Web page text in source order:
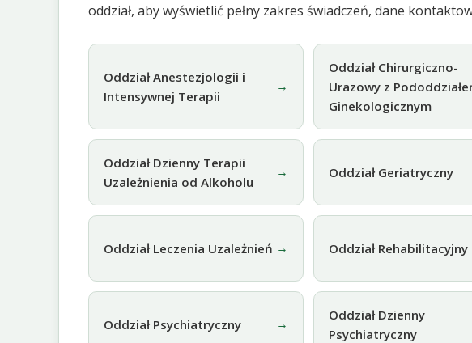
oddział, aby wyświetlić pełny zakres świadczeń, dane
Oddział Anestezjologii i
Intensywnej Terapii
→
Oddział Chirurgiczno-
Urazowy z
Ginekologicznym
Oddział Dzienny Terapii
Uzależnienia od Alkoholu
→ Oddział Geriatryczny
Oddział Leczenia Uzależnień → Oddział Rehabilitacyjny
Oddział Psychiatryczny →
Oddział Dzienny
Psychiatryczny